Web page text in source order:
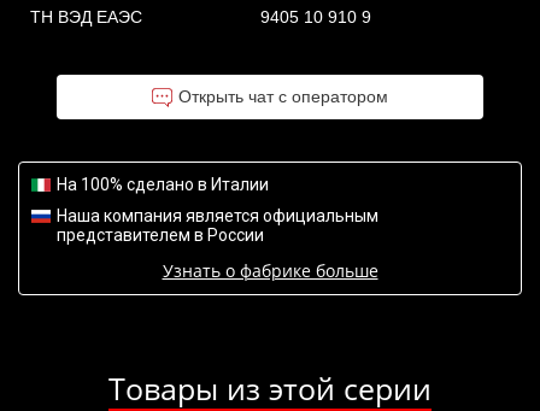
ТН ВЭД ЕАЭС 9405 10 910 9
Открыть чат с оператором
На 100% сделано в Италии
Наша компания является официальным
представителем в России
Узнать о фабрике больше
Товары из этой серии